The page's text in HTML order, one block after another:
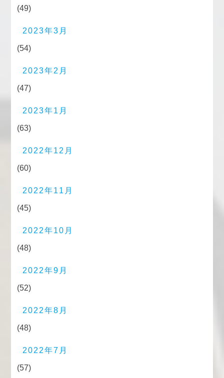
(49)
2023年3月
(54)
2023年2月
(47)
2023年1月
(63)
2022年12月
(60)
2022年11月
(45)
2022年10月
(48)
2022年9月
(52)
2022年8月
(48)
2022年7月
(57)